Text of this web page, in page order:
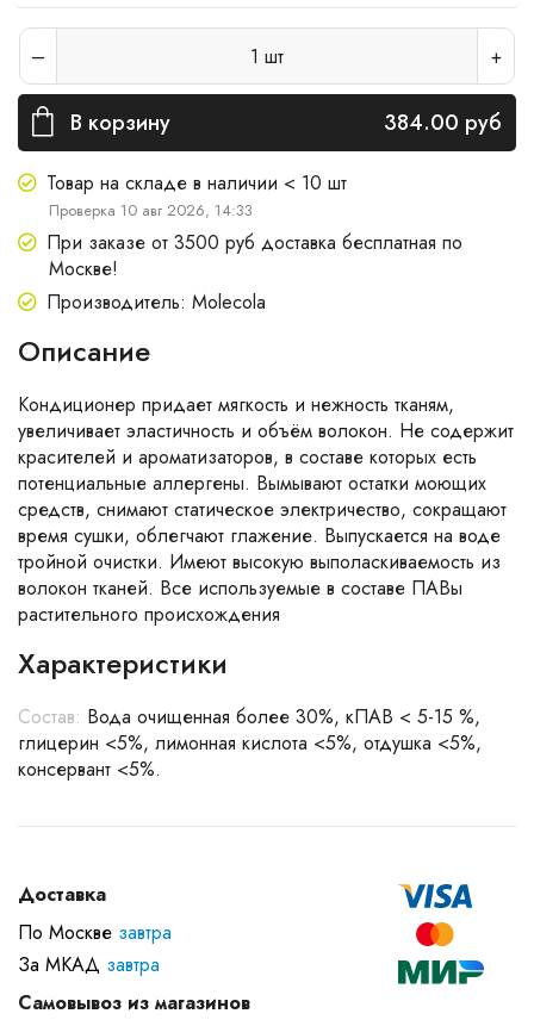
1 шт
В корзину 384.00 руб
Товар на складе в наличии < 10 шт
Проверка 10 авг 2026, 14:33
При заказе от 3500 руб доставка бесплатная по
Москве!
Производитель: Molecola
Описание
Кондиционер придает мягкость и нежность тканям,
увеличивает эластичность и объём волокон. Не содержит
красителей и ароматизаторов, в составе которых есть
потенциальные аллергены. Вымывают остатки моющих
средств, снимают статическое электричество, сокращают
время сушки, облегчают глажение. Выпускается на воде
тройной очистки. Имеют высокую выполаскиваемость из
волокон тканей. Все используемые в составе ПАВы
растительного происхождения
Характеристики
Состав: Вода очищенная более 30%, кПАВ < 5-15 %,
глицерин <5%, лимонная кислота <5%, отдушка <5%,
консервант <5%.
Доставка
По Москве завтра
За МКАД завтра
Самовывоз из магазинов